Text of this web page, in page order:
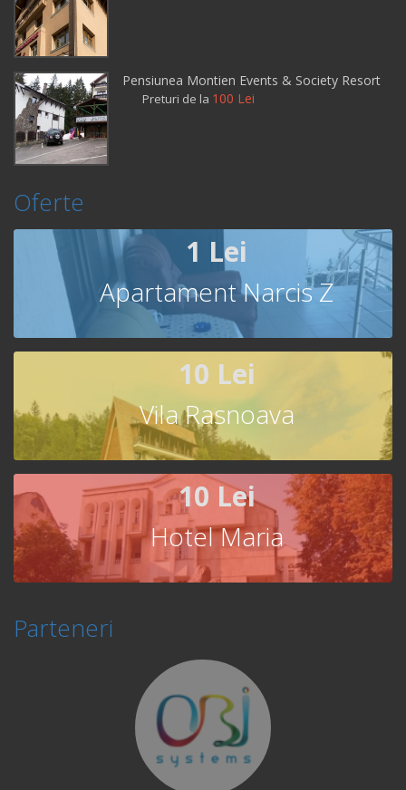
Pensiunea Montien Events & Society Resort
Preturi de la 100 Lei
Oferte
1 Lei
Apartament Narcis Z
10 Lei
Vila Rasnoava
10 Lei
Hotel Maria
Parteneri